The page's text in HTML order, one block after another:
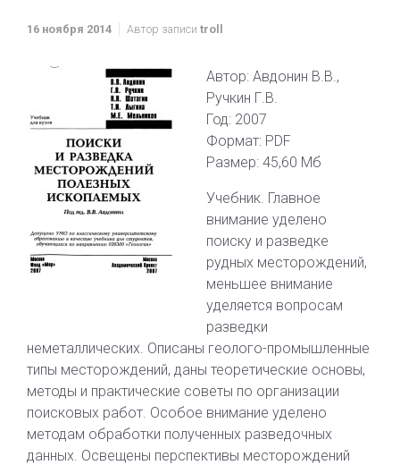
16 ноября 2014 Автор записи troll
Автор: Авдонин В.В.,
Ручкин Г.В.
Год: 2007
Формат: PDF
Размер: 45,60 Мб
Учебник. Главное
внимание уделено
поиску и разведке
рудных месторождений,
меньшее внимание
уделяется вопросам
разведки
неметаллических. Описаны геолого-промышленные
типы месторождений, даны теоретические основы,
методы и практические советы по организации
поисковых работ. Особое внимание уделено
методам обработки полученных разведочных
данных. Освещены перспективы месторождений